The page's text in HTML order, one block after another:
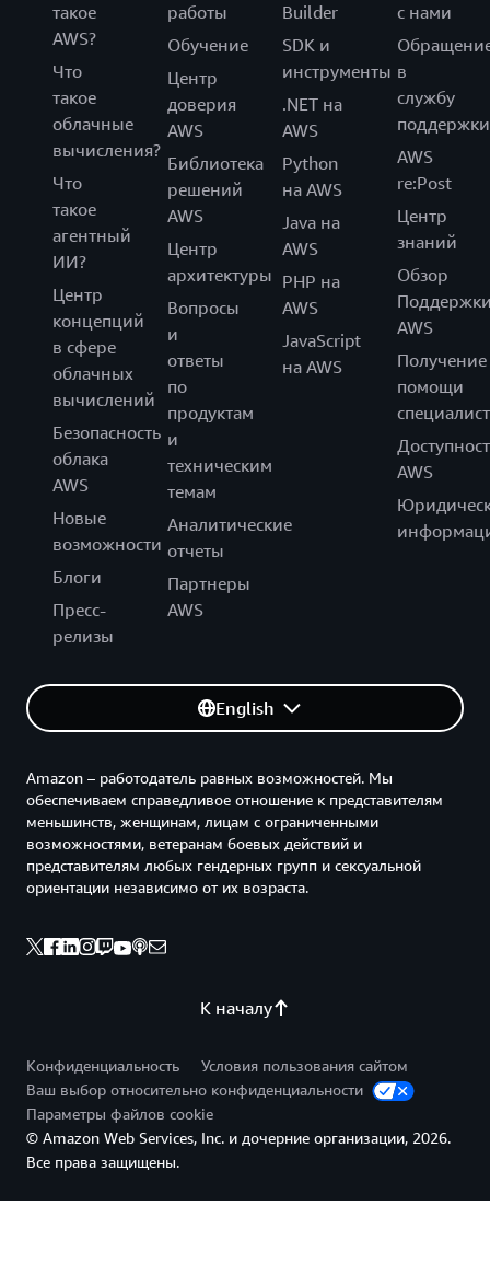
такое
AWS?
Что
такое
облачные
вычисления?
Что
такое
агентный
ИИ?
Центр
концепций
в сфере
облачных
вычислений
Безопасность
облака
AWS
Новые
возможности
Блоги
Пресс-
релизы
работы
Обучение
Центр
доверия
AWS
Библиотека
решений
AWS
Центр
архитектуры
Вопросы
и
ответы
по
продуктам
и
техническим
темам
Аналитические
отчеты
Партнеры
AWS
Builder
SDK и
инструменты
.NET на
AWS
Python
на AWS
Java на
AWS
PHP на
AWS
JavaScript
на AWS
с нами
в
службу
поддержки
AWS
re:Post
Центр
знаний
Обзор
AWS
Получение
помощи
AWS
English
К началу
Amazon – работодатель равных возможностей. Мы
обеспечиваем справедливое отношение к представителям
меньшинств, женщинам, лицам с ограниченными
возможностями, ветеранам боевых действий и
представителям любых гендерных групп и сексуальной
ориентации независимо от их возраста.
Конфиденциальность
Условия пользования сайтом
Ваш выбор относительно конфиденциальности
Параметры файлов cookie
© Amazon Web Services, Inc. и дочерние организации, 2026.
Все права защищены.